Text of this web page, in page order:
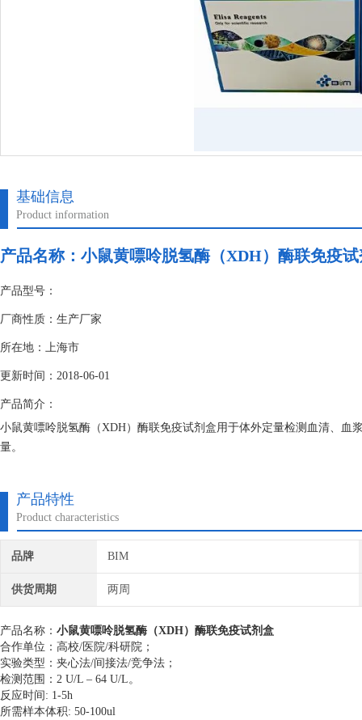
基础信息
Product information
产品名称： 小鼠黄嘌呤脱氢酶（XDH）酶联免疫
产品型号：
厂商性质：生产厂家
所在地：上海市
更新时间：2018-06-01
产品简介：
小鼠黄嘌呤脱氢酶（XDH）酶联免疫试剂盒用于体外定量检测血清、
量。
产品特性
Product characteristics
品牌 BIM
供货周期 两周
产品名称： 小鼠黄嘌呤脱氢酶（XDH）酶联免疫试剂盒
合作单位：高校/医院/科研院；
实验类型：夹心法/间接法/竞争法；
检测范围：2 U/L – 64 U/L。
反应时间: 1-5h
所需样本体积: 50-100ul